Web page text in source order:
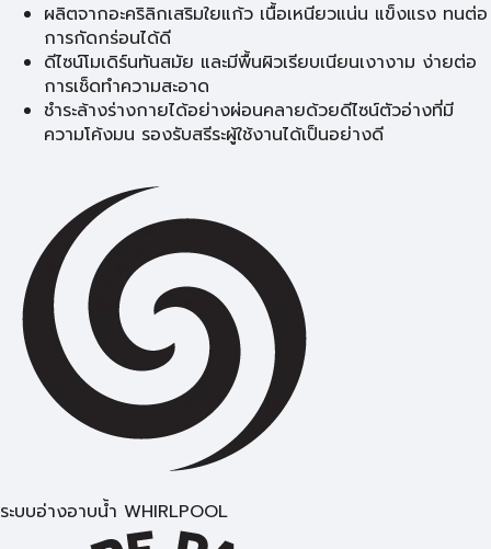
ผลิตจากอะคริลิกเสริมใยแก้ว เนื้อเหนียวแน่น แข็งแรง ทนต่อ
การกัดกร่อนได้ดี
ดีไซน์โมเดิร์นทันสมัย และมีพื้นผิวเรียบเนียนเงางาม ง่ายต่อ
การเช็ดทำความสะอาด
ชำระล้างร่างกายได้อย่างผ่อนคลายด้วยดีไซน์ตัวอ่างที่มี
ความโค้งมน รองรับสรีระผู้ใช้งานได้เป็นอย่างดี
ระบบอ่างอาบน้ำ WHIRLPOOL